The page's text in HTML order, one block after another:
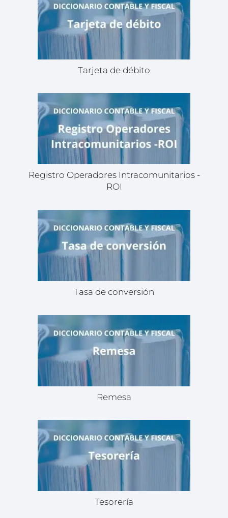
Tarjeta de débito
Registro Operadores Intracomunitarios -
ROI
Tasa de conversión
Remesa
Tesorería